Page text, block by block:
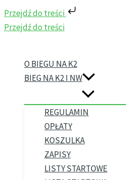
Przejdź do treści
Przejdź do treści
O BIEGU NA K2
BIEG NA K2 I NW
REGULAMIN
OPŁATY
KOSZULKA
ZAPISY
LISTY STARTOWE